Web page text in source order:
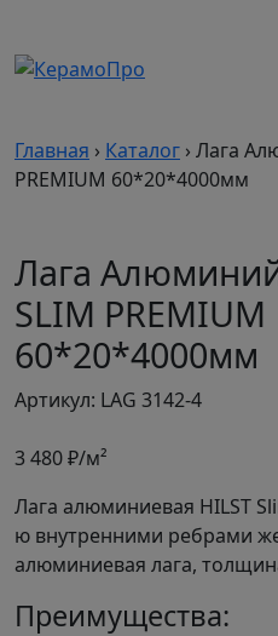
Главная › Каталог › Лага
PREMIUM 60*20*4000мм
Лага Алюминий
SLIM PREMIUM
60*20*4000мм
Артикул: LAG 3142-4
3 480₽/м²
Лага алюминиевая HILST
ю внутренними ребрами
алюминиевая лага,
Преимущества: